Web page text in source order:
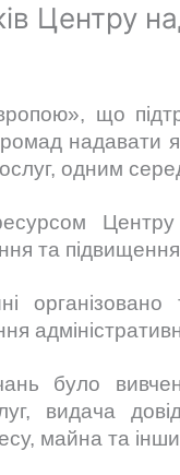
Центру
що
надавати
одним
Центру
та підвищення
організовано
було
видача
майна та